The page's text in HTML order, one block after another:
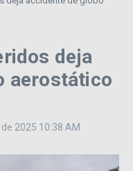
deja
aerostático
2025 10:38 AM